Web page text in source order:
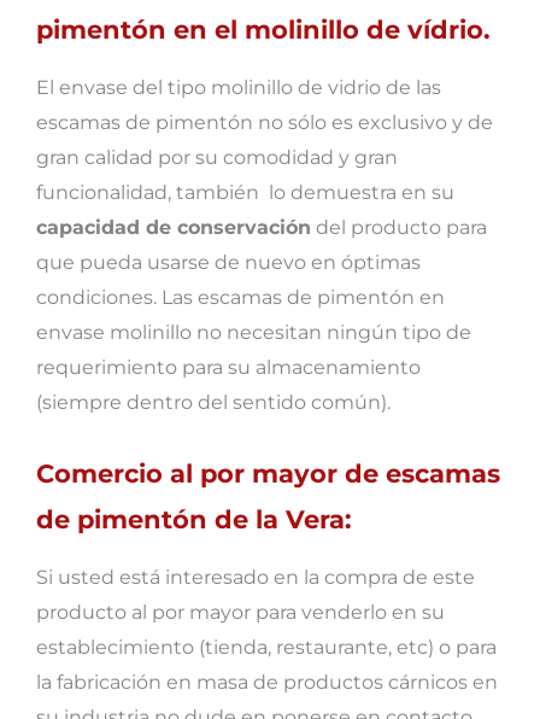
pimentón en el molinillo de vídrio.
El envase del tipo molinillo de vidrio de las
escamas de pimentón no sólo es exclusivo y de
gran calidad por su comodidad y gran
funcionalidad, también lo demuestra en su
capacidad de conservación del producto para
que pueda usarse de nuevo en óptimas
condiciones. Las escamas de pimentón en
envase molinillo no necesitan ningún tipo de
requerimiento para su almacenamiento
(siempre dentro del sentido común).
Comercio al por mayor de escamas
de pimentón de la Vera:
Si usted está interesado en la compra de este
producto al por mayor para venderlo en su
establecimiento (tienda, restaurante, etc) o para
la fabricación en masa de productos cárnicos en